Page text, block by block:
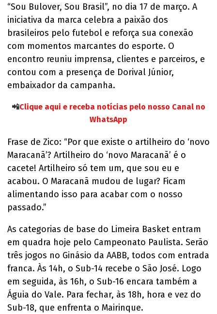
“Sou Bulover, Sou Brasil”, no dia 17 de março. A
iniciativa da marca celebra a paixão dos
brasileiros pelo futebol e reforça sua conexão
com momentos marcantes do esporte. O
encontro reuniu imprensa, clientes e parceiros, e
contou com a presença de Dorival Júnior,
embaixador da campanha.
📲Clique aqui e receba notícias pelo nosso Canal no
WhatsApp
Frase de Zico: “Por que existe o artilheiro do ‘novo
Maracanã’? Artilheiro do ‘novo Maracanã’ é o
cacete! Artilheiro só tem um, que sou eu e
acabou. O Maracanã mudou de lugar? Ficam
alimentando isso para acabar com o nosso
passado.”
As categorias de base do Limeira Basket entram
em quadra hoje pelo Campeonato Paulista. Serão
três jogos no Ginásio da AABB, todos com entrada
franca. Às 14h, o Sub-14 recebe o São José. Logo
em seguida, às 16h, o Sub-16 encara também a
Águia do Vale. Para fechar, às 18h, hora e vez do
Sub-18, que enfrenta o Mairinque.